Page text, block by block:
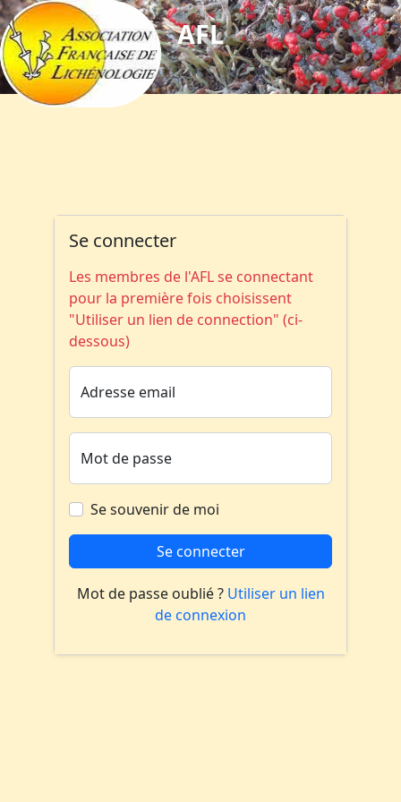
AFL
Se connecter
Les membres de l'AFL se connectant
pour la première fois choisissent
"Utiliser un lien de connection" (ci-
dessous)
Adresse email
Mot de passe
Se souvenir de moi
Se connecter
Mot de passe oublié ? Utiliser un lien
de connexion